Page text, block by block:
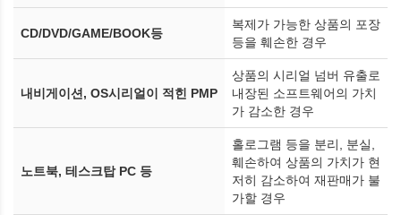
CD/DVD/GAME/BOOK등
복제가 가능한 상품의 포장
등을 훼손한 경우
내비게이션, OS시리얼이 적힌 PMP
상품의 시리얼 넘버 유출로
내장된 소프트웨어의 가치
가 감소한 경우
노트북, 테스크탑 PC 등
홀로그램 등을 분리, 분실,
훼손하여 상품의 가치가 현
저히 감소하여 재판매가 불
가할 경우